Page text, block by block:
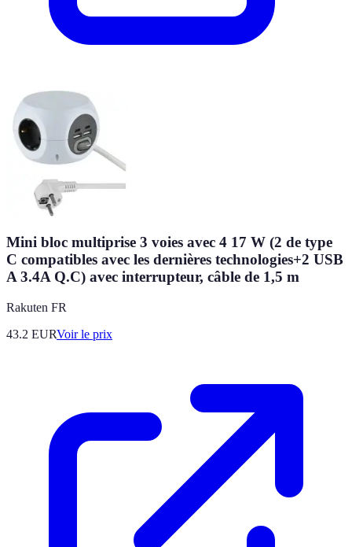
Mini bloc multiprise 3 voies avec 4 17 W (2 de type
C compatibles avec les dernières technologies+2 USB
A 3.4A Q.C) avec interrupteur, câble de 1,5 m
Rakuten FR
43.2 EURVoir le prix